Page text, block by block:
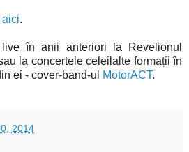
aici.
în anii anteriori la Revelionul
la concertele celeilalte formații în
ei - cover-band-ul
MotorACT.
2014